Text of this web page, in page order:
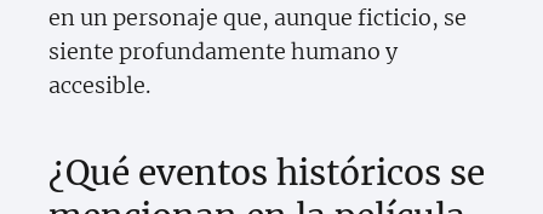
en un personaje que, aunque ficticio, se
siente profundamente humano y
accesible.
¿Qué eventos históricos se